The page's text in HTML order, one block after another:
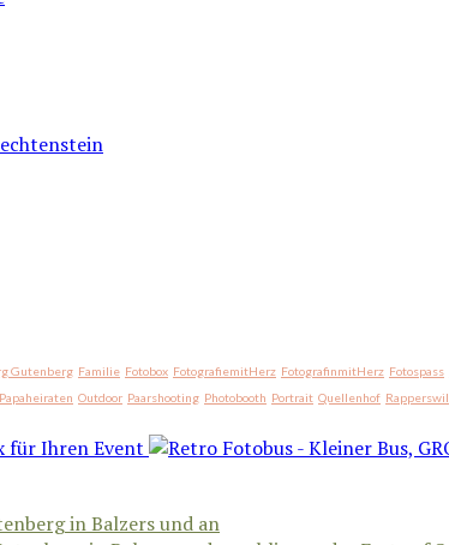
Gutenberg Familie Fotobox FotografiemitHerz FotografinmitHerz Fotospass
Outdoor Paarshooting Photobooth Portrait Quellenhof Rapperswil
in Balzers und an